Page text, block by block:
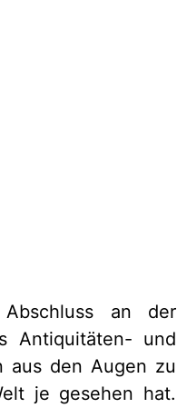
an der
Antiquitäten- und
aus den Augen zu
je gesehen hat.